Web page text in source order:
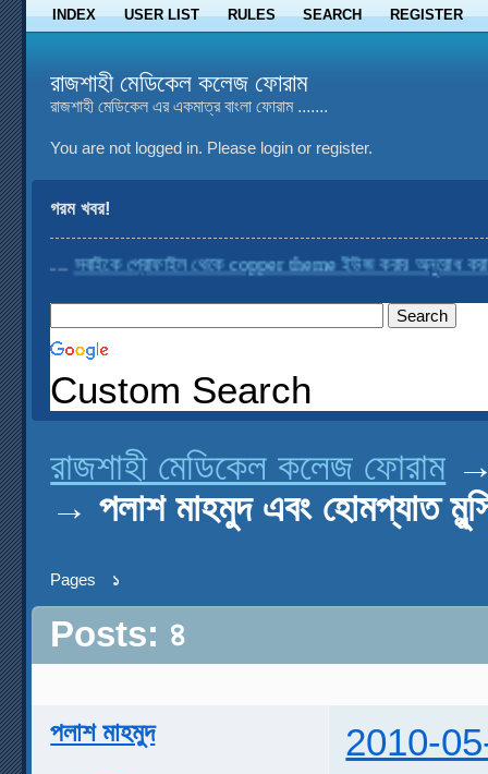
INDEX USER LIST RULES SEARCH REGISTER
রাজশাহী মেডিকেল কলেজ ফোরাম
রাজশাহী মেডিকেল এর একমাত্র বাংলা ফোরাম .......
You are not logged in. Please login or register.
গরম খবর!
সবাইকে প্রোফাইল থেকে copper theme ইউজ করার অনুরোধ করা হচ্ছে
Custom Search
রাজশাহী মেডিকেল কলেজ ফোরাম
→পলাশ মাহমুদ এবং হোমপ্যাত
Pages ১
Posts: ৪
পলাশ মাহমুদ 2010-